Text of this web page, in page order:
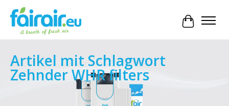
Ihr
Artikel mit Schlagwort
Zehnder WHR filters